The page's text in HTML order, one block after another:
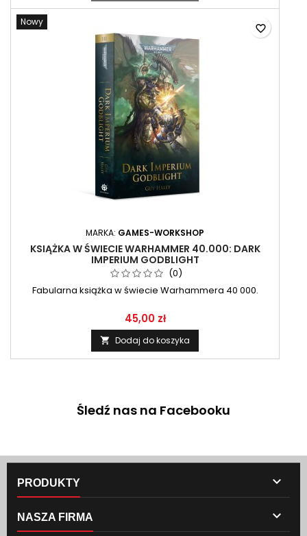
Nowy
MARKA: GAMES-WORKSHOP
KSIĄŻKA W ŚWIECIE WARHAMMER 40.000: DARK
IMPERIUM GODBLIGHT
(0)
Fabularna książka w świecie Warhammera 40 000.
45,00 zł
 Dodaj do koszyka
favorite_border
Śledź nas na Facebooku
PRODUKTY 
NASZA FIRMA 